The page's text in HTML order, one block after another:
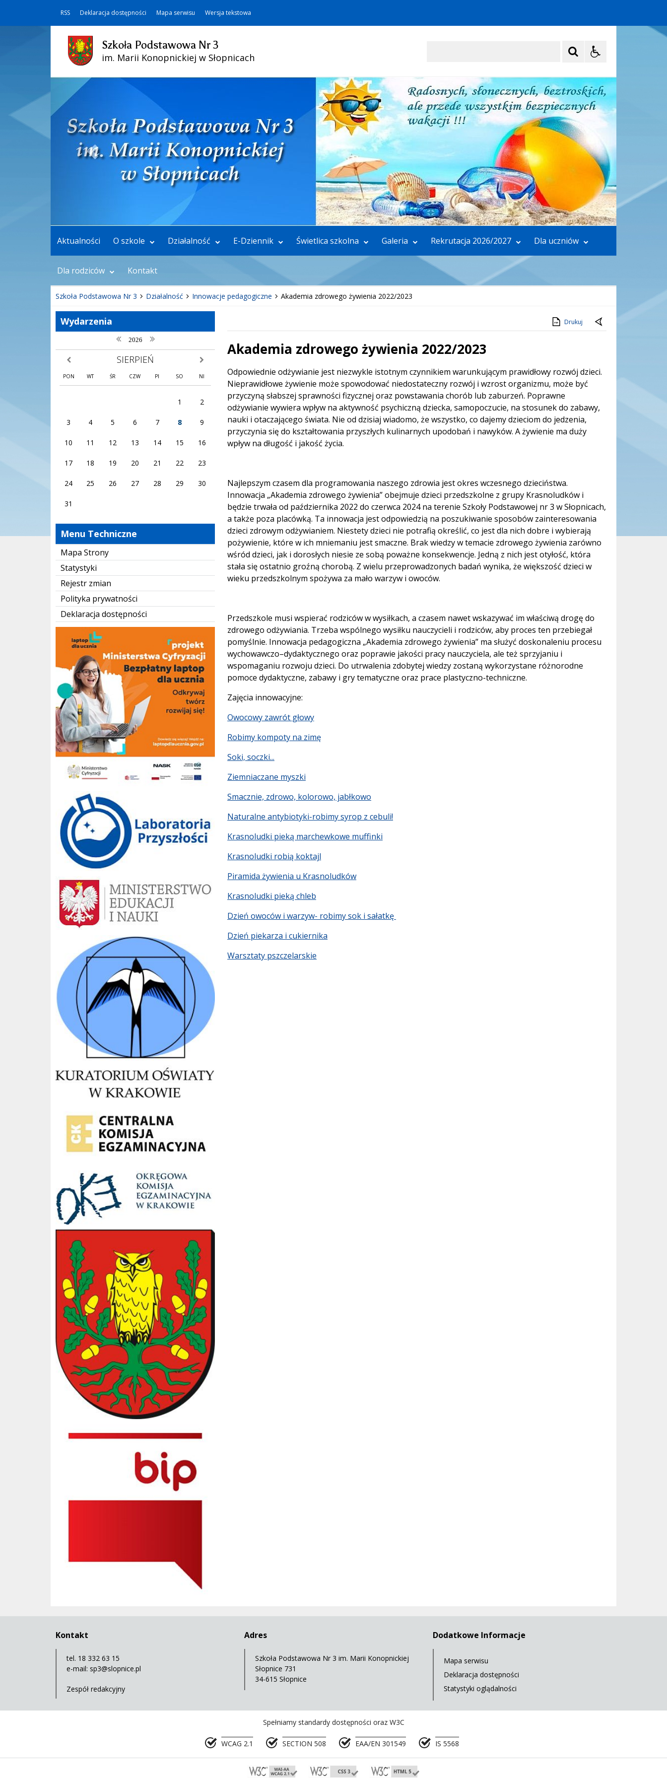
RSS Deklaracja dostępności Mapa serwisu Wersja tekstowa
Szkoła Podstawowa Nr 3
im. Marii Konopnickiej w Słopnicach
Aktualności O szkole Działalność E-Dziennik Świetlica szkolna Galeria Rekrutacja 2026/2027 Dla uczniów
Dla rodziców Kontakt
Szkoła Podstawowa Nr 3 Działalność Innowacje pedagogiczne Akademia zdrowego żywienia 2022/2023
Wydarzenia
poprzedni rok
2026 następny rok
poprzedni miesiąc SIERPIEŃ następny miesiąc
PON WT ŚR CZW PI SO NI
1 2
3 4 5 6 7 8 9
10 11 12 13 14 15 16
17 18 19 20 21 22 23
24 25 26 27 28 29 30
31
Menu Techniczne
Mapa Strony
Statystyki
Rejestr zmian
Polityka prywatności
Deklaracja dostępności
Laboratoria przyszłości
Ministerstwo Edukacji Narodowej
OKE Kraków
Gmina Słopnice
Drukuj
Akademia zdrowego żywienia 2022/2023
Treść
Odpowiednie odżywianie jest niezwykle istotnym czynnikiem warunkującym prawidłowy rozwój dzieci.
Nieprawidłowe żywienie może spowodować niedostateczny rozwój i wzrost organizmu, może być
przyczyną słabszej sprawności fizycznej oraz powstawania chorób lub zaburzeń. Poprawne
odżywianie wywiera wpływ na aktywność psychiczną dziecka, samopoczucie, na stosunek do zabawy,
nauki i otaczającego świata. Nie od dzisiaj wiadomo, że wszystko, co dajemy dzieciom do jedzenia,
przyczynia się do kształtowania przyszłych kulinarnych upodobań i nawyków. A żywienie ma duży
wpływ na długość i jakość życia.
Najlepszym czasem dla programowania naszego zdrowia jest okres wczesnego dzieciństwa.
Innowacja „Akademia zdrowego żywienia” obejmuje dzieci przedszkolne z grupy Krasnoludków i
będzie trwała od października 2022 do czerwca 2024 na terenie Szkoły Podstawowej nr 3 w Słopnicach,
a także poza placówką. Ta innowacja jest odpowiedzią na poszukiwanie sposobów zainteresowania
dzieci zdrowym odżywianiem. Niestety dzieci nie potrafią określić, co jest dla nich dobre i wybierają
pożywienie, które w ich mniemaniu jest smaczne. Brak wiedzy w temacie zdrowego żywienia zarówno
wśród dzieci, jak i dorosłych niesie ze sobą poważne konsekwencje. Jedną z nich jest otyłość, która
stała się ostatnio groźną chorobą. Z wielu przeprowadzonych badań wynika, że większość dzieci w
wieku przedszkolnym spożywa za mało warzyw i owoców.
Przedszkole musi wspierać rodziców w wysiłkach, a czasem nawet wskazywać im właściwą drogę do
zdrowego odżywiania. Trzeba wspólnego wysiłku nauczycieli i rodziców, aby proces ten przebiegał
pomyślnie. Innowacja pedagogiczna „Akademia zdrowego żywienia” ma służyć doskonaleniu procesu
wychowawczo–dydaktycznego oraz poprawie jakości pracy nauczyciela, ale też sprzyjaniu i
wspomaganiu rozwoju dzieci. Do utrwalenia zdobytej wiedzy zostaną wykorzystane różnorodne
pomoce dydaktyczne, zabawy i gry tematyczne oraz prace plastyczno-techniczne.
Zajęcia innowacyjne:
Owocowy zawrót głowy
Robimy kompoty na zimę
Soki, soczki...
Ziemniaczane myszki
Smacznie, zdrowo, kolorowo, jabłkowo
Naturalne antybiotyki-robimy syrop z cebuli!
Krasnoludki pieką marchewkowe muffinki
Krasnoludki robią koktajl
Piramida żywienia u Krasnoludków
Krasnoludki pieką chleb
Dzień owoców i warzyw- robimy sok i sałatkę
Dzień piekarza i cukiernika
Warsztaty pszczelarskie
Kontakt
tel. 18 332 63 15
e-mail: sp3@slopnice.pl
Zespół redakcyjny
Adres
Szkoła Podstawowa Nr 3 im. Marii Konopnickiej
Słopnice 731
34-615 Słopnice
Dodatkowe Informacje
Mapa serwisu
Deklaracja dostępności
Statystyki oglądalności
Spełniamy standardy dostępności oraz W3C
WCAG 2.1 SECTION 508 EAA/EN 301549 IS 5568